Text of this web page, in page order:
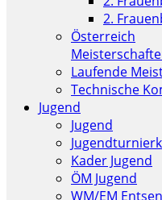
2.
Österreich
Laufende
Technische
Jugend
Jugend
Kader Jugend
ÖM Jugend
WM/EM